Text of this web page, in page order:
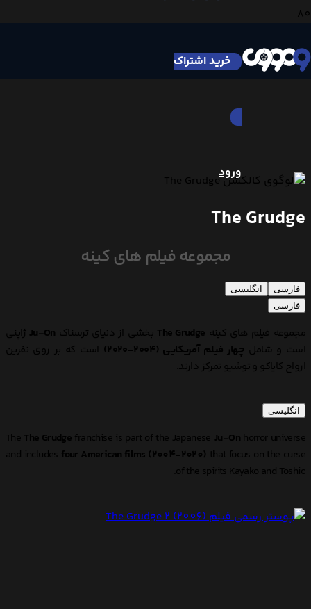
خرید اشتراک
ورود
The Grudge
مجموعه فیلم های کینه
فارسی
انگلیسی
فارسی
مجموعه فیلم های کینه The Grudge بخشی از دنیای ترسناک Ju-On ژاپنی
است و شامل چهار فیلم آمریکایی (۲۰۰۴-۲۰۲۰)
است که بر روی نفرین
ارواح کایاکو و توشیو تمرکز دارند.
انگلیسی
The The Grudge franchise is part of the Japanese Ju-Onhorror universe
and includes four American films (2004-2020) that focus on the curse
of the spirits Kayako and Toshio.